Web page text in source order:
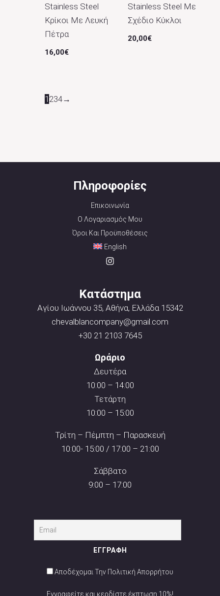
Stainless Steel
Κρίκοι Με Λευκή
Πέτρα
16,00€
Stainless Steel Με
Σχέδιο Κύκλοι
20,00€
1 234→
Πληροφορίες
Επικοινωνία
Ο Λογαριασμός Μου
Όροι Και Προϋποθέσεις
English
Κατάστημα
Αγίου Ιωάννου 35, Αθήνα, Ελλάδα 15342
chevalblancompany@gmail.com
+30 21 2103 7645
Ωράριο
Δευτέρα
10:00 – 14:00
Τετάρτη
10:00 – 15:00
Τρίτη – Πέμπτη – Παρασκευή
10:00- 15:00 / 17:00 – 21:00
Σάββατο
9:00 – 17:00
Αποδέχομαι Την Πολιτική Απορρήτου
Εγγραφείτε και κερδίστε έκπτωση 10%!